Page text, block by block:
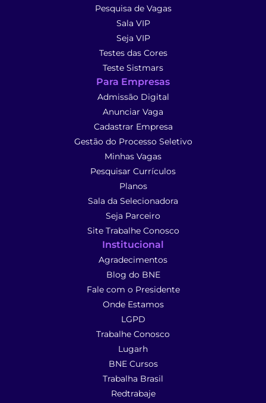
Pesquisa de Vagas
Sala VIP
Seja VIP
Testes das Cores
Teste Sistmars
Para Empresas
Admissão Digital
Anunciar Vaga
Cadastrar Empresa
Gestão do Processo Seletivo
Minhas Vagas
Pesquisar Currículos
Planos
Sala da Selecionadora
Seja Parceiro
Site Trabalhe Conosco
Institucional
Agradecimentos
Blog do BNE
Fale com o Presidente
Onde Estamos
LGPD
Trabalhe Conosco
Lugarh
BNE Cursos
Trabalha Brasil
Redtrabaje